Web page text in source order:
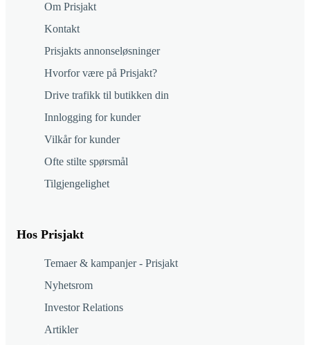
Om Prisjakt
Kontakt
Prisjakts annonseløsninger
Hvorfor være på Prisjakt?
Drive trafikk til butikken din
Innlogging for kunder
Vilkår for kunder
Ofte stilte spørsmål
Tilgjengelighet
Hos Prisjakt
Temaer & kampanjer - Prisjakt
Nyhetsrom
Investor Relations
Artikler